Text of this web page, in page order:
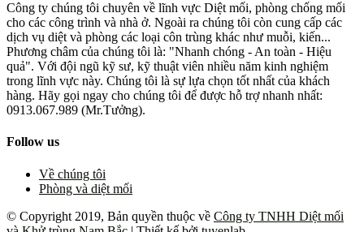
Công ty chúng tôi chuyên về lĩnh vực Diệt mối, phòng chống mối
cho các công trình và nhà ở. Ngoài ra chúng tôi còn cung cấp các
dịch vụ diệt và phòng các loại côn trùng khác như muỗi, kiến...
Phương châm của chúng tôi là: "Nhanh chóng - An toàn - Hiệu
quả". Với đội ngũ kỹ sư, kỹ thuật viên nhiều năm kinh nghiệm
trong lĩnh vực này. Chúng tôi là sự lựa chọn tốt nhất của khách
hàng. Hãy gọi ngay cho chúng tôi để được hỗ trợ nhanh nhất:
0913.067.989 (Mr.Tưởng).
Follow us
Về chúng tôi
Phòng và diệt mối
© Copyright 2019, Bản quyền thuộc về Công ty TNHH Diệt mối